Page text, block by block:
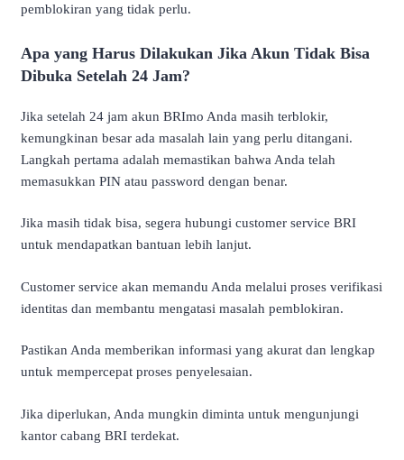
pemblokiran yang tidak perlu.
Apa yang Harus Dilakukan Jika Akun Tidak Bisa
Dibuka Setelah 24 Jam?
Jika setelah 24 jam akun BRImo Anda masih terblokir,
kemungkinan besar ada masalah lain yang perlu ditangani.
Langkah pertama adalah memastikan bahwa Anda telah
memasukkan PIN atau password dengan benar.
Jika masih tidak bisa, segera hubungi customer service BRI
untuk mendapatkan bantuan lebih lanjut.
Customer service akan memandu Anda melalui proses verifikasi
identitas dan membantu mengatasi masalah pemblokiran.
Pastikan Anda memberikan informasi yang akurat dan lengkap
untuk mempercepat proses penyelesaian.
Jika diperlukan, Anda mungkin diminta untuk mengunjungi
kantor cabang BRI terdekat.